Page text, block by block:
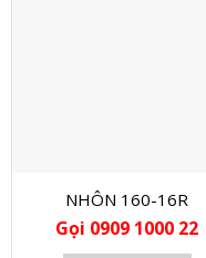
NHÔN 160-16R
Gọi 0909 1000 22